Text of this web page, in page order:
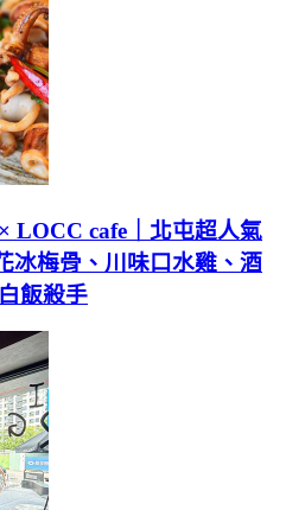
LOCC cafe｜北屯超人氣
冰梅骨、川味口水雞、酒
飯殺手